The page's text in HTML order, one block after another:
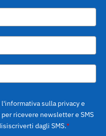
Telefono :+39 0573
1943680-
UI v. 0.0.240 prod
(gde890d5 15/07/26tag
sulla privacy e
ricevere newsletter e SMS
dagli SMS.*